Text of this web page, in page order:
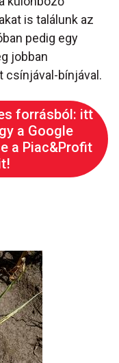
is találunk az
pedig egy
jobban
csínjával-bínjával.
forrásból: itt
a Google
a Piac&Profit